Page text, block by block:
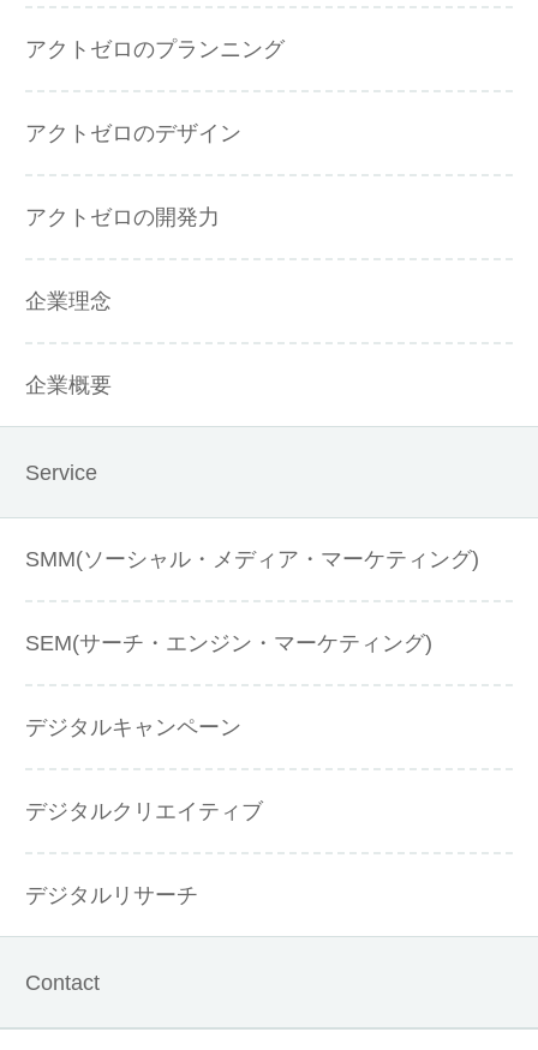
アクトゼロのプランニング
アクトゼロのデザイン
アクトゼロの開発力
企業理念
企業概要
Service
SMM(ソーシャル・メディア・マーケティング)
SEM(サーチ・エンジン・マーケティング)
デジタルキャンペーン
デジタルクリエイティブ
デジタルリサーチ
Contact